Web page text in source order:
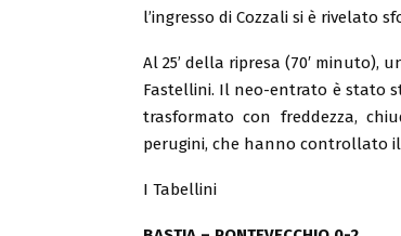
l’ingresso di Cozzali si è rivelato
Al 25’ della ripresa (70′
Fastellini. Il neo-entrato è stato
trasformato con freddezza,
perugini, che hanno controllato
I Tabellini